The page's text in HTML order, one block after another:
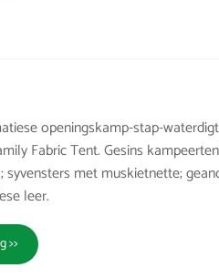
openingskamp-stap-
Fabric Tent. Gesins
met muskietnette;
leer.
>>